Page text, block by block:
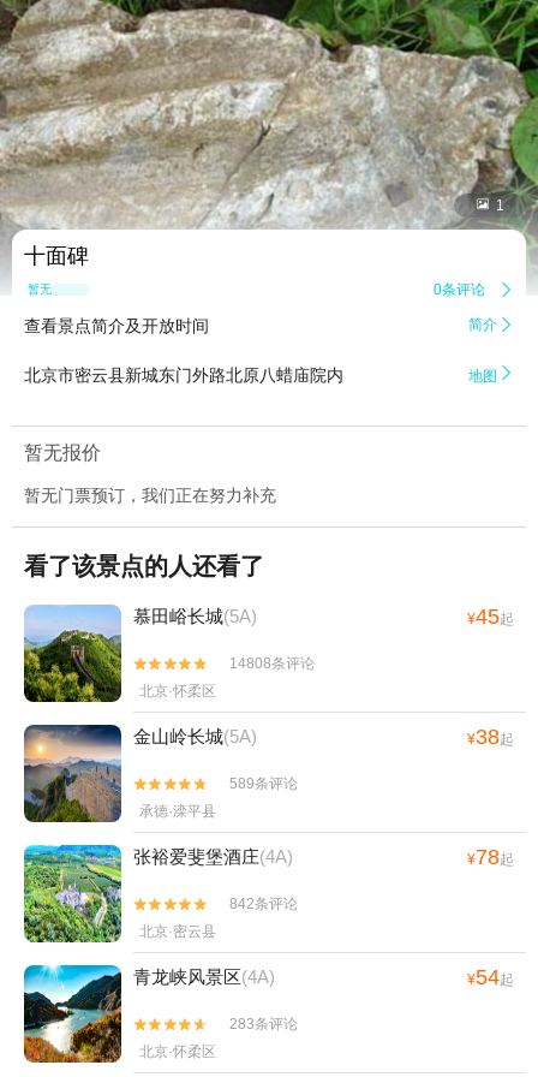
 1
十面碑
暂无点评 0条评论 
查看景点简介及开放时间 简介 
北京市密云县新城东门外路北原八蜡庙院内 地图 
暂无报价
暂无门票预订，我们正在努力补充
看了该景点的人还看了
慕田峪长城(5A) ¥45起


14808条评论
北京·怀柔区
金山岭长城(5A) ¥38起


589条评论
承德·滦平县
张裕爱斐堡酒庄(4A) ¥78起


842条评论
北京·密云县
青龙峡风景区(4A) ¥54起


283条评论
北京·怀柔区
